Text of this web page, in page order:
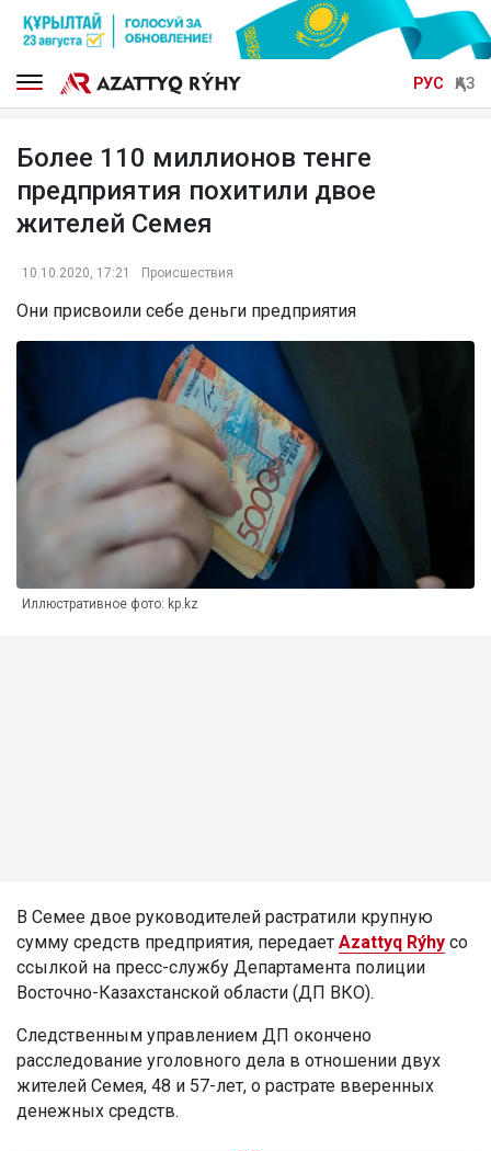
РУС ҚАЗ
Более 110 миллионов тенге
предприятия похитили двое
жителей Семея
10.10.2020, 17:21 Происшествия
Они присвоили себе деньги предприятия
Иллюстративное фото: kp.kz
В Семее двое руководителей растратили крупную
сумму средств предприятия, передает Azattyq Rýhy со
ссылкой на пресс-службу Департамента полиции
Восточно-Казахстанской области (ДП ВКО).
Следственным управлением ДП окончено
расследование уголовного дела в отношении двух
жителей Семея, 48 и 57-лет, о растрате вверенных
денежных средств.